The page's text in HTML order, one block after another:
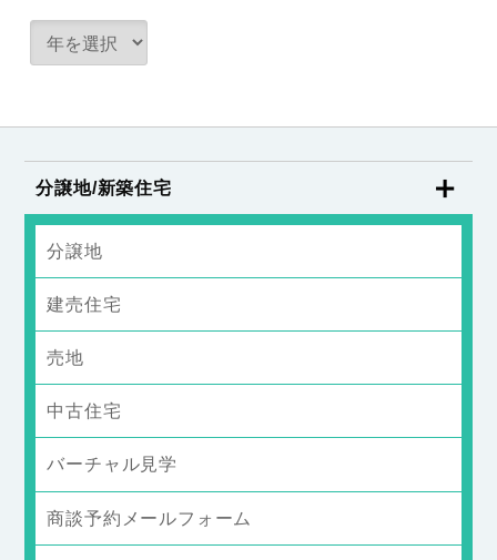
分譲地/新築住宅
分譲地
建売住宅
売地
中古住宅
バーチャル見学
商談予約メールフォーム